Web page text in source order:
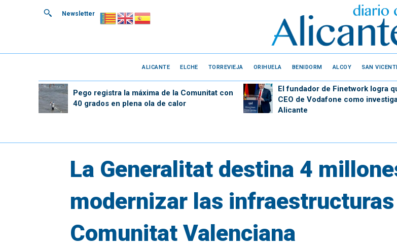
Newsletter
ALICANTE ELCHE TORREVIEJA ORIHUELA BENIDORM ALCOY SAN
Pego registra la máxima de la Comunitat con
40 grados en plena ola de calor
El fundador de Finetwork logra
CEO de Vodafone como
Alicante
La Generalitat destina 4
modernizar las
Comunitat Valenciana